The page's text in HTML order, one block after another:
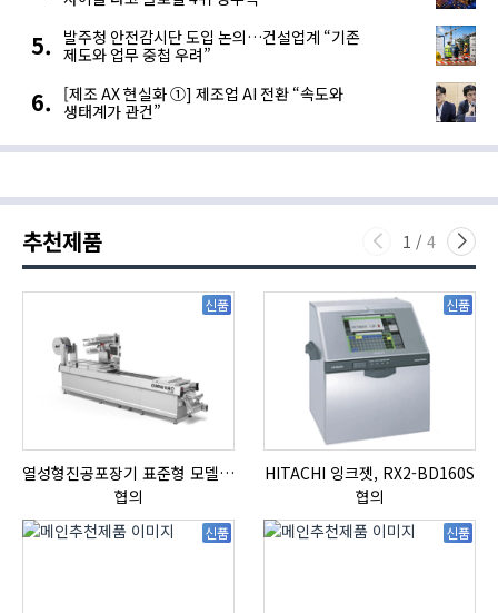
발주청 안전감시단 도입 논의…건설업계 “기존
제도와 업무 중첩 우려”
[제조 AX 현실화 ①] 제조업 AI 전환 “속도와
생태계가 관건”
추천제품 1 / 4
신품
열성형진공포장기 표준형 모델 OMNIVAC S-200
협의
신품
HITACHI 잉크젯, RX2-BD160S
협의
신품 신품